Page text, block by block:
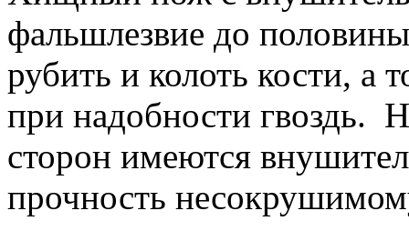
фальшлезвие до
рубить и колоть кости, а
при надобности гвоздь.
сторон имеются
прочность